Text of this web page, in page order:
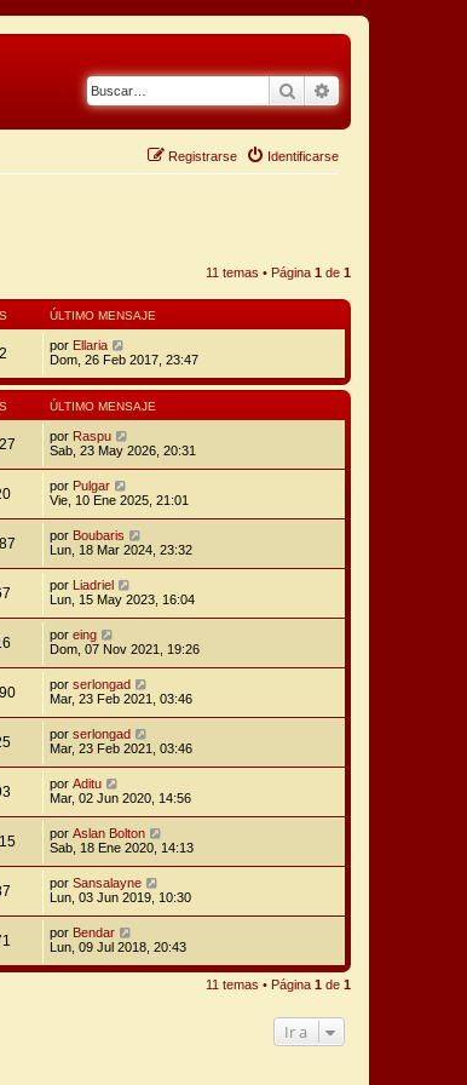
Buscar
Identificarse
Registrarse
11 temas • Página 1 de 1
ÚLTIMO MENSAJE
por Ellaria
Dom, 26 Feb 2017, 23:47
ÚLTIMO MENSAJE
por Raspu
Sab, 23 May 2026, 20:31
por Pulgar
Vie, 10 Ene 2025, 21:01
por Boubaris
Lun, 18 Mar 2024, 23:32
por Liadriel
Lun, 15 May 2023, 16:04
por eing
Dom, 07 Nov 2021, 19:26
por serlongad
Mar, 23 Feb 2021, 03:46
por serlongad
Mar, 23 Feb 2021, 03:46
por Aditu
Mar, 02 Jun 2020, 14:56
por Aslan Bolton
Sab, 18 Ene 2020, 14:13
por Sansalayne
Lun, 03 Jun 2019, 10:30
por Bendar
Lun, 09 Jul 2018, 20:43
11 temas • Página 1 de 1
Ir a